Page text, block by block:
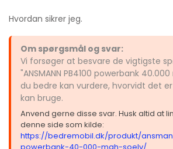
Hvordan sikrer jeg.
Om spørgsmål og svar:
Vi forsøger at besvare de vigtigste
"ANSMANN PB4100 powerbank
du bedre kan vurdere, hvorvidt det
kan bruge.
Anvend gerne disse svar. Husk altid at
denne side som kilde:
https://bedremobil.dk/produkt/